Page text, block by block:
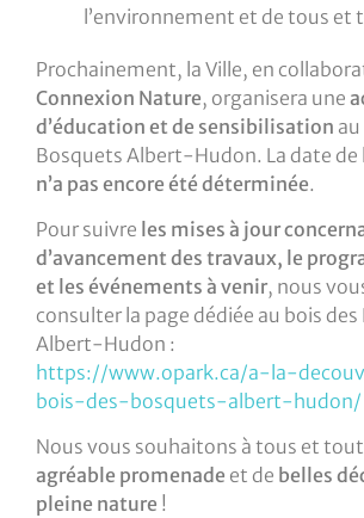
l’environnement et de tous et
Prochainement, la Ville, en
Connexion Nature, organisera une
d’éducation et de sensibilisation
Bosquets Albert-Hudon. La date de
n’a pas encore été déterminée.
Pour suivre les mises à jour
d’avancement des travaux, le
et les événements à venir, nous
consulter la page dédiée au bois
Albert-Hudon :
https://www.opark.ca/a-la-
bois-des-bosquets-albert-hudon/
Nous vous souhaitons à tous et
agréable promenade et de belles
pleine nature !